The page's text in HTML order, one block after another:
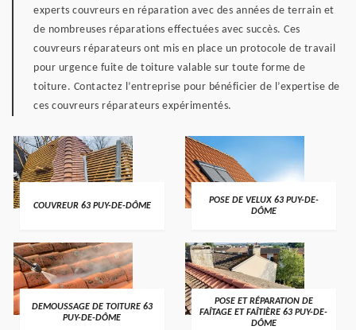
experts couvreurs en réparation avec des années de terrain et
de nombreuses réparations effectuées avec succès. Ces
couvreurs réparateurs ont mis en place un protocole de travail
pour urgence fuite de toiture valable sur toute forme de
toiture. Contactez l’entreprise pour bénéficier de l’expertise de
ces couvreurs réparateurs expérimentés.
COUVREUR 63 PUY-DE-DÔME
POSE DE VELUX 63 PUY-DE-
DÔME
DEMOUSSAGE DE TOITURE 63
PUY-DE-DÔME
POSE ET RÉPARATION DE
FAÎTAGE ET FAÎTIÈRE 63 PUY-DE-
DÔME